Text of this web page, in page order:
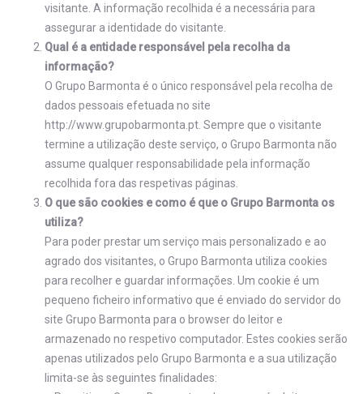
visitante. A informação recolhida é a necessária para
assegurar a identidade do visitante.
Qual é a entidade responsável pela recolha da
informação?
O Grupo Barmonta é o único responsável pela recolha de
dados pessoais efetuada no site
http://www.grupobarmonta.pt. Sempre que o visitante
termine a utilização deste serviço, o Grupo Barmonta não
assume qualquer responsabilidade pela informação
recolhida fora das respetivas páginas.
O que são cookies e como é que o Grupo Barmonta os
utiliza?
Para poder prestar um serviço mais personalizado e ao
agrado dos visitantes, o Grupo Barmonta utiliza cookies
para recolher e guardar informações. Um cookie é um
pequeno ficheiro informativo que é enviado do servidor do
site Grupo Barmonta para o browser do leitor e
armazenado no respetivo computador. Estes cookies serão
apenas utilizados pelo Grupo Barmonta e a sua utilização
limita-se às seguintes finalidades: